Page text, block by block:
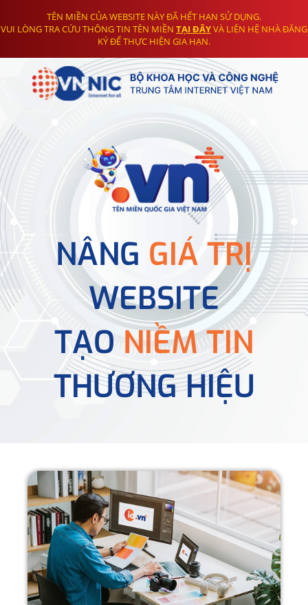
TÊN MIỀN CỦA WEBSITE NÀY ĐÃ HẾT HẠN SỬ DỤNG.
VUI LÒNG TRA CỨU THÔNG TIN TÊN MIỀN TẠI ĐÂYVÀ LIÊN HỆ NHÀ ĐĂNG
KÝ ĐỂ THỰC HIỆN GIA HẠN.
NÂNG GIÁ TRỊ
WEBSITE
TẠONIỀM TIN
THƯƠNG HIỆU